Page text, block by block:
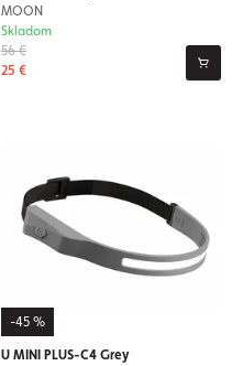
MOON
56 €
25 €
Skladom
-45 %
U MINI PLUS-C4 Grey